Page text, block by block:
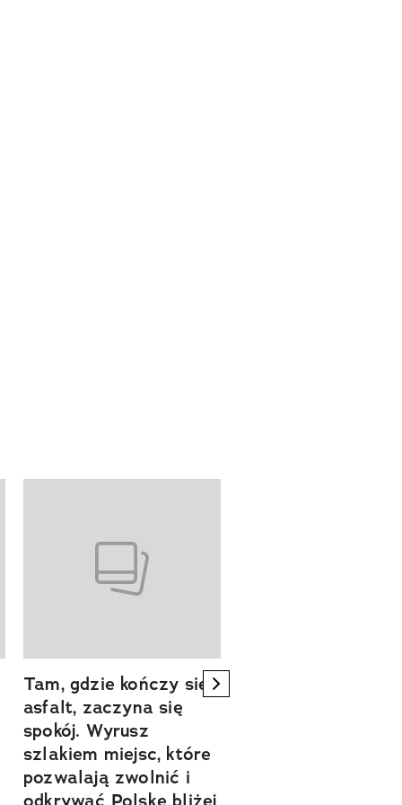
Tam, gdzie kończy się
asfalt, zaczyna się
spokój. Wyrusz
szlakiem miejsc, które
pozwalają zwolnić i
odkrywać Polskę bliżej
next element